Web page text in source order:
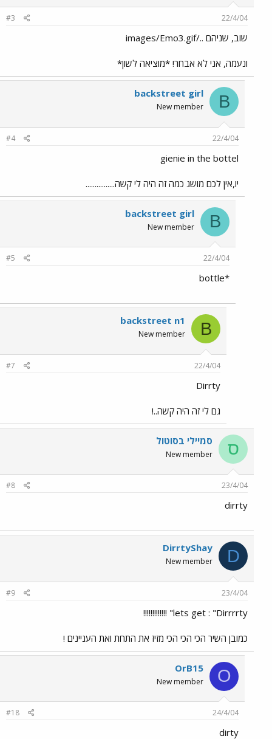
22/4/04
#3
שוב, שניהם ../images/Emo3.gif
ונעמה, אני לא אבחר! *מוציאה לשון*
B
backstreet girl
New member
22/4/04
#4
gienie in the bottel
יו,אין לכם מושג כמה זה היה לי קשה................
B
backstreet girl
New member
22/4/04
#5
*bottle
B
backstreet n1
New member
22/4/04
#7
Dirrty
גם לי זה היה קשה..!
ס סמיילי בסוטול
New member
23/4/04
#8
dirrty
D
DirrtyShay
New member
23/4/04
#9
lets get : "Dirrrrty" !!!!!!!!!!!!!
כמובן השיר הכי הכי הכי מזיז את התחת ואת העניינים !
O
OrB15
New member
24/4/04
#18
dirty